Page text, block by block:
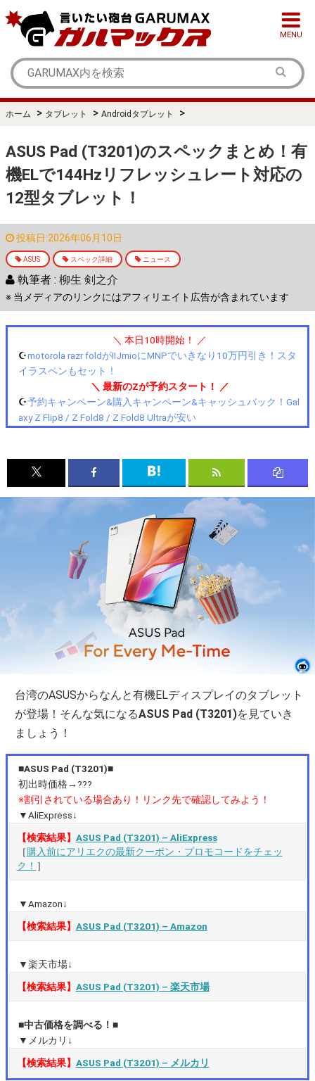
MENU
ホーム > タブレット > Androidタブレット >
ASUS Pad (T3201)のスペックまとめ！有
機ELで144Hzリフレッシュレート対応の
12型タブレット！
投稿日:2026年06月10日
ASUS スペック詳細 ニュース
執筆者 : 柳生 剣之介
※ 当メディアのリンクにはアフィリエイト広告が含まれています
＼ 本日10時開始！ ／
☪️motorola razr foldがIIJmioにMNPでいきなり10万円引き！スタ
イラスペンもセット！
＼ 最新のZが予約スタート！ ／
☪️予約キャンペーン&購入キャンペーン&キャッシュバック！Gal
axy Z Flip8 / Z Fold8 / Z Fold8 Ultraが安い
台湾のASUSからなんと有機ELディスプレイのタブレット
が登場！そんな気になるASUS Pad (T3201)を見ていき
ましょう！
■ASUS Pad (T3201)■
初出時価格→???
※割引されている場合あり！リンク先で確認してみよう！
▼AliExpress↓
【検索結果】 ASUS Pad (T3201) – AliExpress
［購入前にアリエクの最新クーポン・プロモコードをチェッ
ク！ ］
▼Amazon↓
【検索結果】 ASUS Pad (T3201) – Amazon
▼楽天市場↓
【検索結果】 ASUS Pad (T3201) – 楽天市場
■中古価格を調べる！■
▼メルカリ↓
【検索結果】 ASUS Pad (T3201) – メルカリ